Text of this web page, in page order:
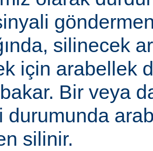
silinecek
için arabellek
Bir veya
durumunda
silinir.